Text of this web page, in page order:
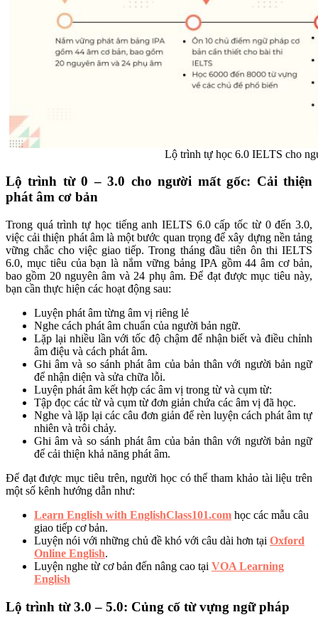
Lộ trình tự học 6.0 IELTS cho
Lộ trình từ 0 – 3.0 cho người mất gốc: Cải thiện
phát âm cơ bản
Trong quá trình tự học tiếng anh IELTS 6.0 cấp tốc từ 0 đến 3.0,
việc cải thiện phát âm là một bước quan trọng để xây dựng nền tảng
vững chắc cho việc giao tiếp. Trong tháng đầu tiên ôn thi IELTS
6.0, mục tiêu của bạn là nắm vững bảng IPA gồm 44 âm cơ bản,
bao gồm 20 nguyên âm và 24 phụ âm. Để đạt được mục tiêu này,
bạn cần thực hiện các hoạt động sau:
Luyện phát âm từng âm vị riêng lẻ
Nghe cách phát âm chuẩn của người bản ngữ.
Lặp lại nhiều lần với tốc độ chậm để nhận biết và điều chỉnh
âm điệu và cách phát âm.
Ghi âm và so sánh phát âm của bản thân với người bản ngữ
để nhận diện và sửa chữa lỗi.
Luyện phát âm kết hợp các âm vị trong từ và cụm từ:
Tập đọc các từ và cụm từ đơn giản chứa các âm vị đã học.
Nghe và lặp lại các câu đơn giản để rèn luyện cách phát âm tự
nhiên và trôi chảy.
Ghi âm và so sánh phát âm của bản thân với người bản ngữ
để cải thiện khả năng phát âm.
Để đạt được mục tiêu trên, người học có thể tham khảo tài liệu trên
một số kênh hướng dẫn như:
Learn English with EnglishClass101.com học các mẫu câu
giao tiếp cơ bản.
Luyện nói với những chủ đề khó với câu dài hơn tại Oxford
Online English.
Luyện nghe từ cơ bản đến nâng cao tại VOA Learning
English
Lộ trình từ 3.0 – 5.0: Củng cố từ vựng ngữ pháp